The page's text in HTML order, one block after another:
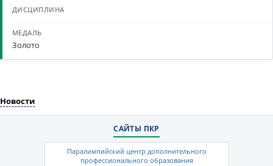
Золото
Новости
САЙТЫ ПКР
Паралимпийский центр дополнительного
профессионального образования